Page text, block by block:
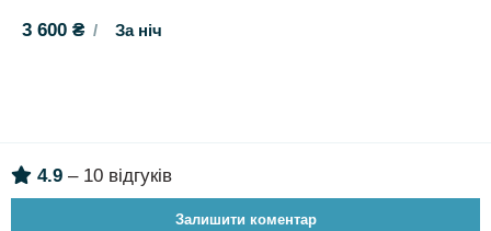
3 600 ₴ За ніч
4.9 – 10 відгуків
Залишити коментар